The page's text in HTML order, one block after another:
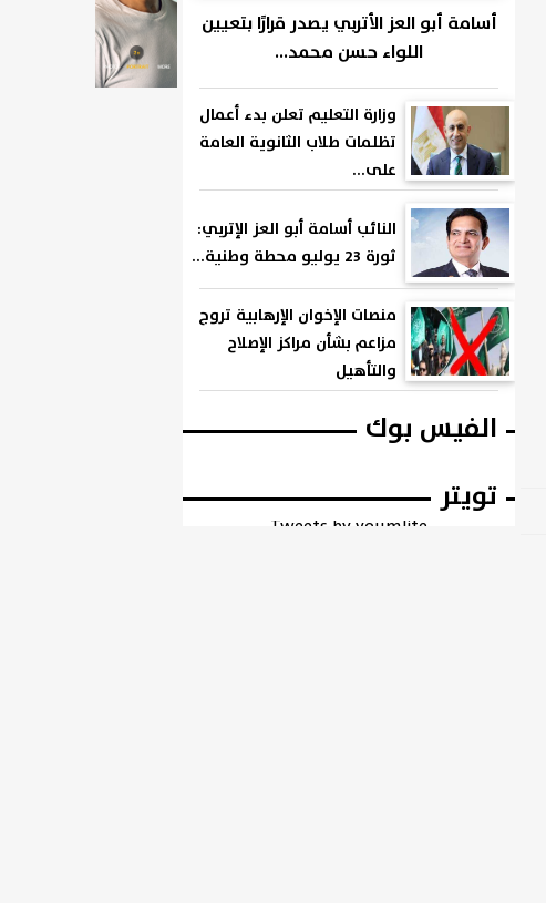
أسامة أبو العز الأتربي يصدر قرارًا بتعيين
اللواء حسن محمد...
وزارة التعليم تعلن بدء أعمال
تظلمات طلاب الثانوية العامة
على...
النائب أسامة أبو العز الإتربي:
ثورة 23 يوليو محطة وطنية...
منصات الإخوان الإرهابية تروج
مزاعم بشأن مراكز الإصلاح
والتأهيل
الفيس بوك
تويتر
Tweets by youmlite